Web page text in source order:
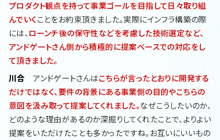
プロダクト観点を持って事業ゴールを目指して日々取り組
んでいくことをお約束頂きました。実際にインフラ構築の際
には、ローンチ後の保守性などを考慮した技術選定など、
アンドゲートさん側から積極的に提案ベースでの対応をし
て頂きました。
川合アンドゲートさんはこちらが言ったとおりに開発する
だけではなく、要件の背景にある事業側の目的やこちらの
意図を汲み取って提案してくれました。なぜこうしたいのか、
どのような理由があるのか深掘りしてくれたことで、よりよい
提案をいただけたことも多かったですね。お互いにいいもの